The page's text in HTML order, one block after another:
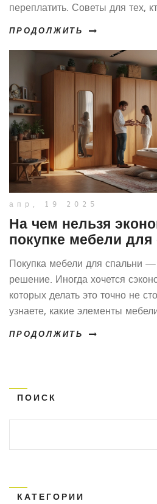
переплатить. Советы для тех,
ПРОДОЛЖИТЬ
апр, 19 2025
На чем нельзя
покупке мебели
важно знать
Покупка мебели для спальни —
решение. Иногда хочется
которых делать это точно не
узнаете, какие элементы
фурнитура бывает важнее
покупки.
ПРОДОЛЖИТЬ
ПОИСК
КАТЕГОРИИ